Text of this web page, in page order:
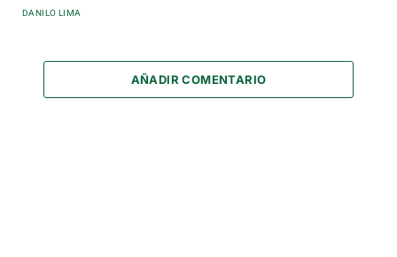
DANILO LIMA
AÑADIR COMENTARIO